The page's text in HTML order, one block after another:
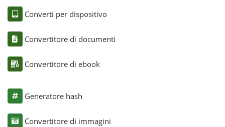
Converti per dispositivo
Convertitore di documenti
Convertitore di ebook
Generatore hash
Convertitore di immagini